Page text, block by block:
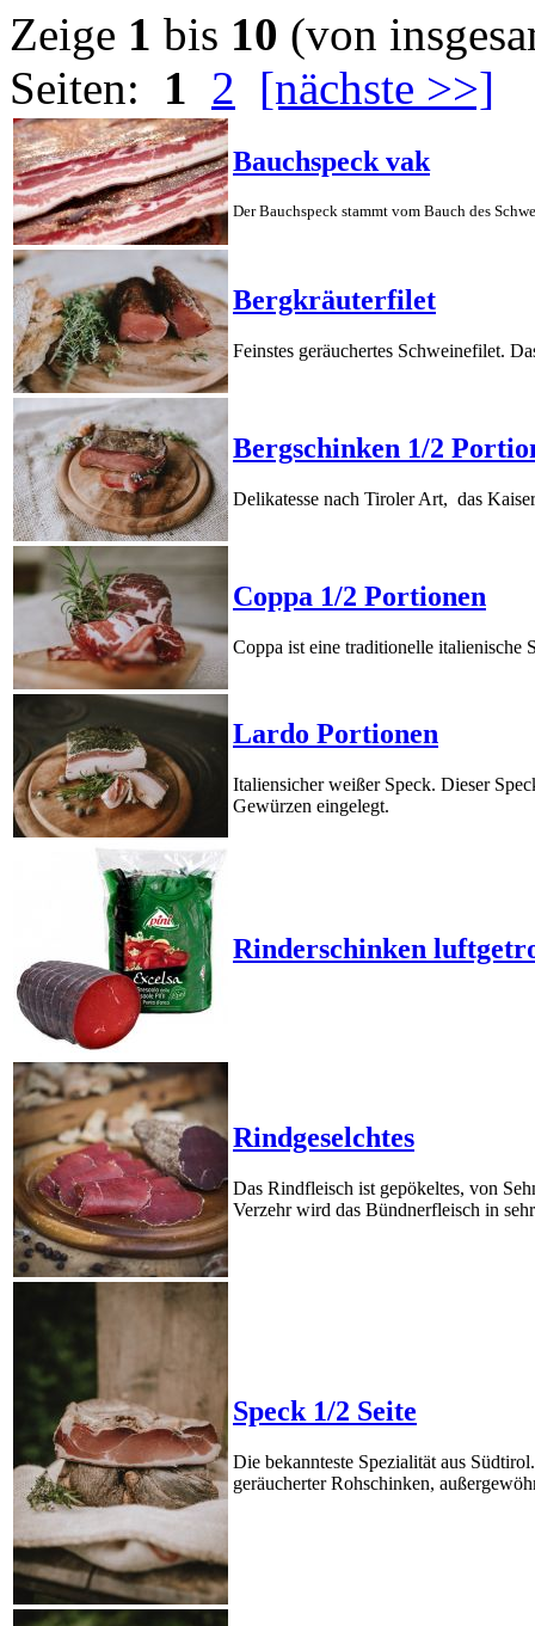
Zeige 1 bis 10 (von
Seiten: 1 2 [nächste >>]
Bauchspeck vak
Der Bauchspeck stammt vom Bauch des
Bergkräuterfilet
Feinstes geräuchertes Schweinefilet.
Bergschinken 1/2
Delikatesse nach Tiroler Art, das
Coppa 1/2 Portionen
Coppa ist eine traditionelle italienische
Lardo Portionen
Italiensicher weißer Speck. Dieser
Gewürzen eingelegt.
Rinderschinken
Rindgeselchtes
Das Rindfleisch ist gepökeltes, von
Verzehr wird das Bündnerfleisch in
Speck 1/2 Seite
Die bekannteste Spezialität aus
geräucherter Rohschinken,